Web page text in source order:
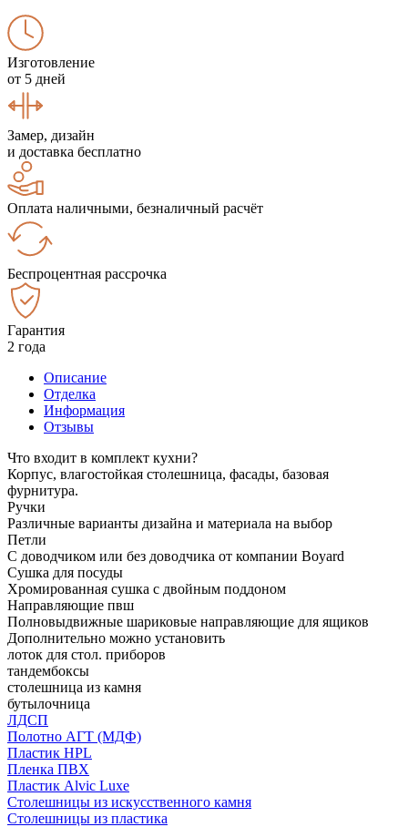
Изготовление
от 5 дней
Замер, дизайн
и доставка бесплатно
Оплата наличными, безналичный расчёт
Беспроцентная рассрочка
Гарантия
2 года
Описание
Отделка
Информация
Отзывы
Что входит в комплект кухни?
Корпус, влагостойкая столешница, фасады, базовая
фурнитура.
Ручки
Различные варианты дизайна и материала на выбор
Петли
С доводчиком или без доводчика от компании Boyard
Сушка для посуды
Хромированная сушка с двойным поддоном
Направляющие пвш
Полновыдвижные шариковые направляющие для ящиков
Дополнительно можно установить
лоток для стол. приборов
тандембоксы
столешница из камня
бутылочница
ЛДСП
Полотно АГТ (МДФ)
Пластик HPL
Пленка ПВХ
Пластик Alvic Luxe
Столешницы из искусственного камня
Столешницы из пластика